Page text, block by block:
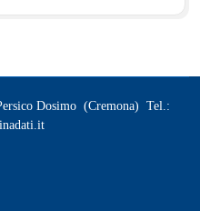
Dosimo (Cremona) Tel.: